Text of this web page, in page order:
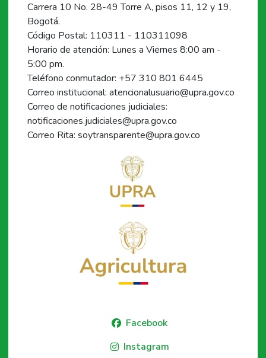
Carrera 10 No. 28-49 Torre A, pisos 11, 12 y 19,
Bogotá.
Código Postal: 110311 - 110311098
Horario de atención: Lunes a Viernes 8:00 am -
5:00 pm.
Teléfono conmutador: +57 310 801 6445
Correo institucional: atencionalusuario@upra.gov.co
Correo de notificaciones judiciales:
notificaciones.judiciales@upra.gov.co
Correo Rita: soytransparente@upra.gov.co
Facebook
Instagram